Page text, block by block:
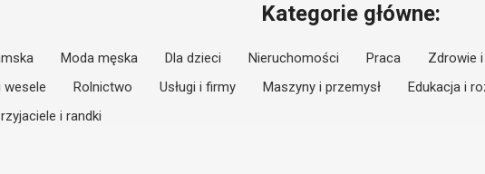
Kategorie główne:
Moda męska Dla dzieci Nieruchomości Praca Zdrowie
wesele Rolnictwo Usługi i firmy Maszyny i przemysł Edukacja i
i randki